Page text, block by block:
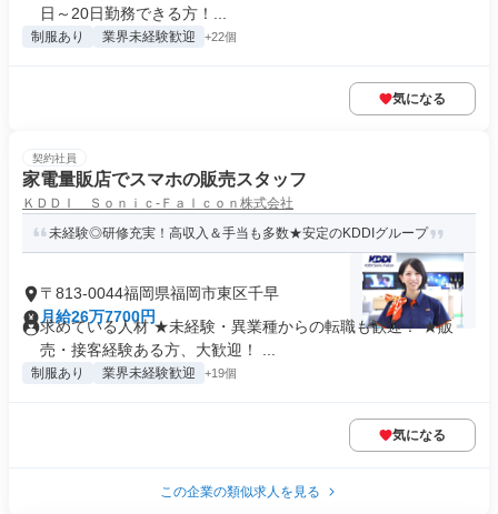
日～20日勤務できる方！...
制服あり 業界未経験歓迎 +22個
気になる
契約社員
家電量販店でスマホの販売スタッフ
ＫＤＤＩ Ｓｏｎｉｃ‐Ｆａｌｃｏｎ株式会社
未経験◎研修充実！高収入＆手当も多数★安定のKDDIグループ
〒813-0044福岡県福岡市東区千早
月給26万7700円
求めている人材 ★未経験・異業種からの転職も歓迎！ ★販
売・接客経験ある方、大歓迎！ ...
制服あり 業界未経験歓迎 +19個
気になる
この企業の類似求人を見る